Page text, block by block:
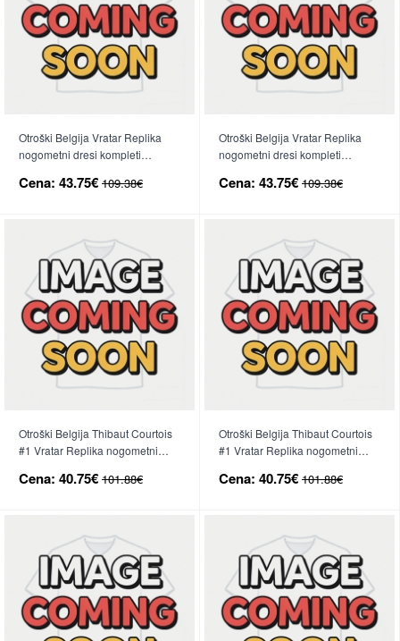
Otroški Belgija Vratar Replika
nogometni dresi kompleti
hlače)
Cena: 43.75€ 109.38€
Otroški Belgija Vratar Replika
nogometni dresi kompleti
(+ hlače)
Cena: 43.75€ 109.38€
Otroški Belgija Thibaut Courtois
#1 Vratar Replika nogometni
Kratek Rokav (+ hlače)
Cena: 40.75€ 101.88€
Otroški Belgija Thibaut Courtois
#1 Vratar Replika nogometni
Kratek Rokav (+ hlače)
Cena: 40.75€ 101.88€